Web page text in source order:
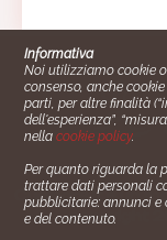
Cucinare.it è un
copyright
Informativa
Noi utilizziamo cookie
consenso, anche
parti, per altre finalità
dell'esperienza”,
nellacookie policy.
Per quanto riguarda la
trattare dati personali
pubblicitarie: annunci
e del contenuto.